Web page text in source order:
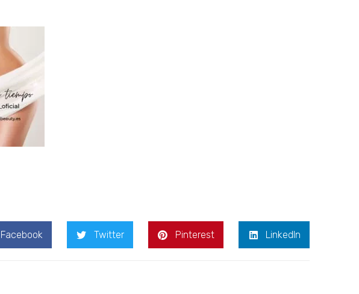
Facebook Twitter Pinterest LinkedIn